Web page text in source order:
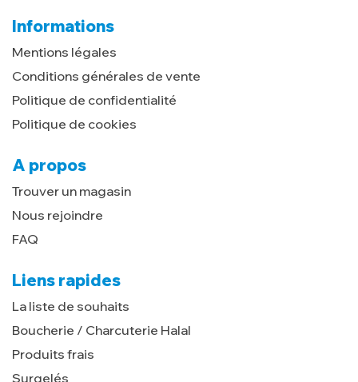
Informations
Mentions légales
Conditions générales de vente
Politique de confidentialité
Politique de cookies
A propos
Trouver un magasin
Nous rejoindre
FAQ
Liens rapides
La liste de souhaits
Boucherie / Charcuterie Halal
Produits frais
Surgelés